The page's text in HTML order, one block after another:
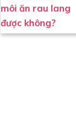
môi ăn rau lang
được không?